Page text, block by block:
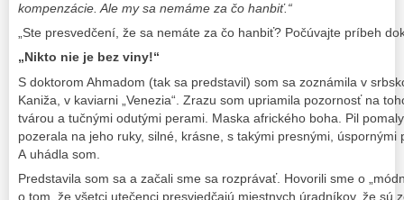
kompenzácie. Ale my sa nemáme za čo hanbiť.“
„Ste presvedčení, že sa nemáte za čo hanbiť? Počúvajte príbeh
„Nikto nie je bez viny!“
S doktorom Ahmadom (tak sa predstavil) som sa zoznámila v
Kaniža, v kaviarni „Venezia“. Zrazu som upriamila pozornosť na
tvárou a tučnými odutými perami. Maska afrického boha. Pil
pozerala na jeho ruky, silné, krásne, s takými presnými, úspornými
A uhádla som.
Predstavila som sa a začali sme sa rozprávať. Hovorili sme o
o tom, že všetci utečenci presviedčajú miestnych úradníkov, že sú